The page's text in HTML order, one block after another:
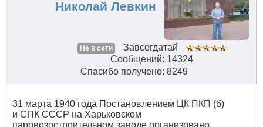
Николай Левкин
Не в сети
Завсегдатай
Сообщений: 14324
Спасибо получено: 8249
31 марта 1940 года Постановлением ЦК ПКП (б)
и СПК СССР на Харьковском